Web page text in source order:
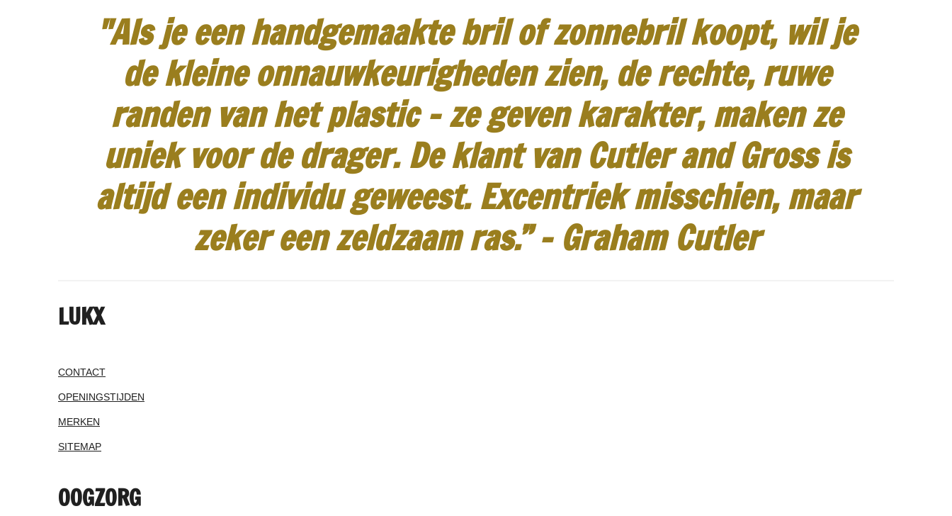
"Als je een handgemaakte bril of zonnebril koopt, wil je
de kleine onnauwkeurigheden zien, de rechte, ruwe
randen van het plastic - ze geven karakter, maken ze
uniek voor de drager. De klant van Cutler and Gross is
altijd een individu geweest. Excentriek misschien, maar
zeker een zeldzaam ras.” - Graham Cutler
LUKX
CONTACT
OPENINGSTIJDEN
MERKEN
SITEMAP
OOGZORG